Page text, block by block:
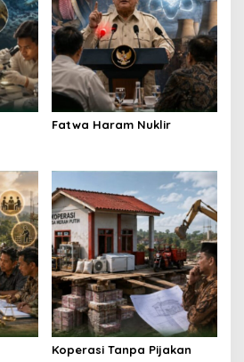
Fatwa Haram Nuklir
Koperasi Tanpa Pijakan